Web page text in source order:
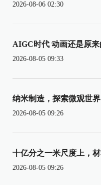
2026-08-06 02:30
AIGC时代 动画还是原
2026-08-05 09:33
纳米制造，探索微观世
2026-08-05 09:26
十亿分之一米尺度上，
2026-08-05 09:26